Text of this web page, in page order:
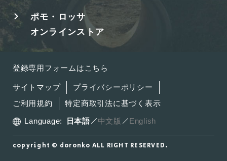
ポモ・ロッサ
オンラインストア
登録専用フォームはこちら
サイトマップ
プライバシーポリシー
ご利用規約
特定商取引法に基づく表示
Language: 日本語 中文版 English
copyright © doronko ALL RIGHT RESERVED.